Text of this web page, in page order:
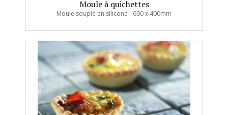
Moule à quichettes
Moule souple en silicone - 600 x 400mm